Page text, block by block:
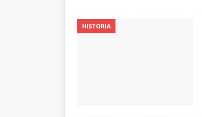
HISTORIA